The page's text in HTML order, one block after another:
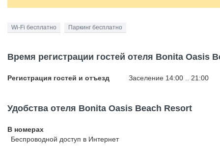
Wi-Fi бесплатно Паркинг бесплатно
Время регистрации гостей отеля Bonita Oasis
Регистрация гостей и отъезд Заселение 14:00 .. 21:00
Удобства отеля Bonita Oasis Beach Resort
В номерах
Беспроводной доступ в Интернет